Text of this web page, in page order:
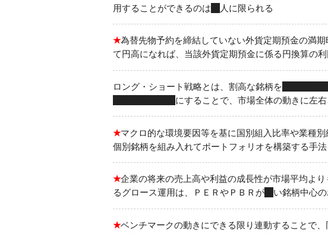
用することができるのは
人に限られる
★為替先物予約を締結していない外貨定期預金の満
て円高になれば、当該外貨定期預金に係る円換算の
ロング・ショート戦略とは、割高な銘柄を
にすることで、市場全体の動きに左
★マクロ的な環境要因等を基に国別組入比率や業種
個別銘柄を組み入れてポートフォリオを構築する手法
★企業の将来の売上高や利益の成長性が市場平均よ
るグロース運用は、ＰＥＲやＰＢＲが高 い銘柄中心
★ベンチマークの動きにできる限り連動することで